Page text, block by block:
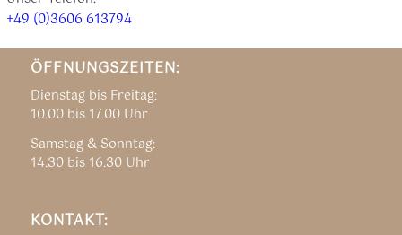
+49 (0)3606 613794
ÖFFNUNGSZEITEN:
Dienstag bis Freitag:
10.00 bis 17.00 Uhr
Samstag & Sonntag:
14.30 bis 16.30 Uhr
KONTAKT: